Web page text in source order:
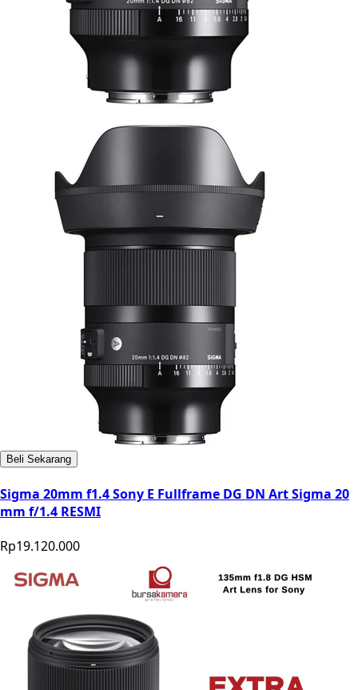
Beli Sekarang
Sigma 20mm f1.4 Sony E Fullframe DG DN Art Sigma 20
mm f/1.4 RESMI
Rp19.120.000